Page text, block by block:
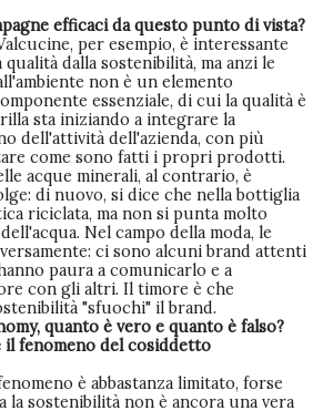
efficaci da questo punto di vista?
per esempio, è interessante
dalla sostenibilità, ma anzi le
non è un elemento
essenziale, di cui la qualità è
sta iniziando a integrare la
dell'attività dell'azienda, con più
come sono fatti i propri prodotti.
acque minerali, al contrario, è
di nuovo, si dice che nella bottiglia
riciclata, ma non si punta molto
Nel campo della moda, le
ci sono alcuni brand attenti
paura a comunicarlo e a
con gli altri. Il timore è che
"sfuochi" il brand.
quanto è vero e quanto è falso?
il fenomeno del cosiddetto
è abbastanza limitato, forse
la sostenibilità non è ancora una vera